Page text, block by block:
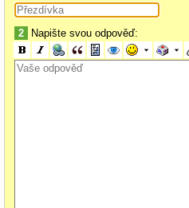
2 Napište svou odpověď: